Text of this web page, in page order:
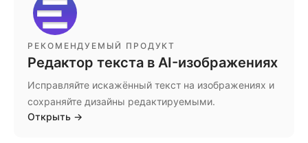
РЕКОМЕНДУЕМЫЙ ПРОДУКТ
Редактор текста в AI-изображениях
Исправляйте искажённый текст на изображениях и
сохраняйте дизайны редактируемыми.
Открыть →